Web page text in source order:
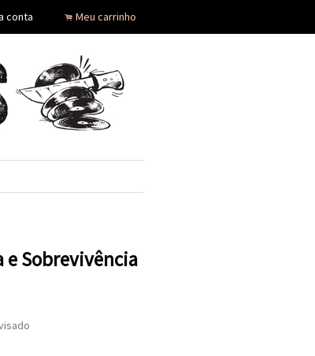
conta . Meu carrinho
e Sobrevivência